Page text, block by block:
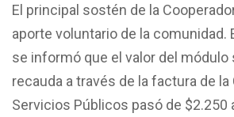
El principal sostén de la
aporte voluntario de la comunidad.
se informó que el valor del módulo
recauda a través de la factura de la
Servicios Públicos pasó de $2.250